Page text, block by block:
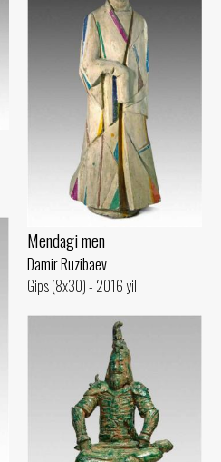
Mendagi men
Damir Ruzibaev
Gips (8x30) - 2016 yil